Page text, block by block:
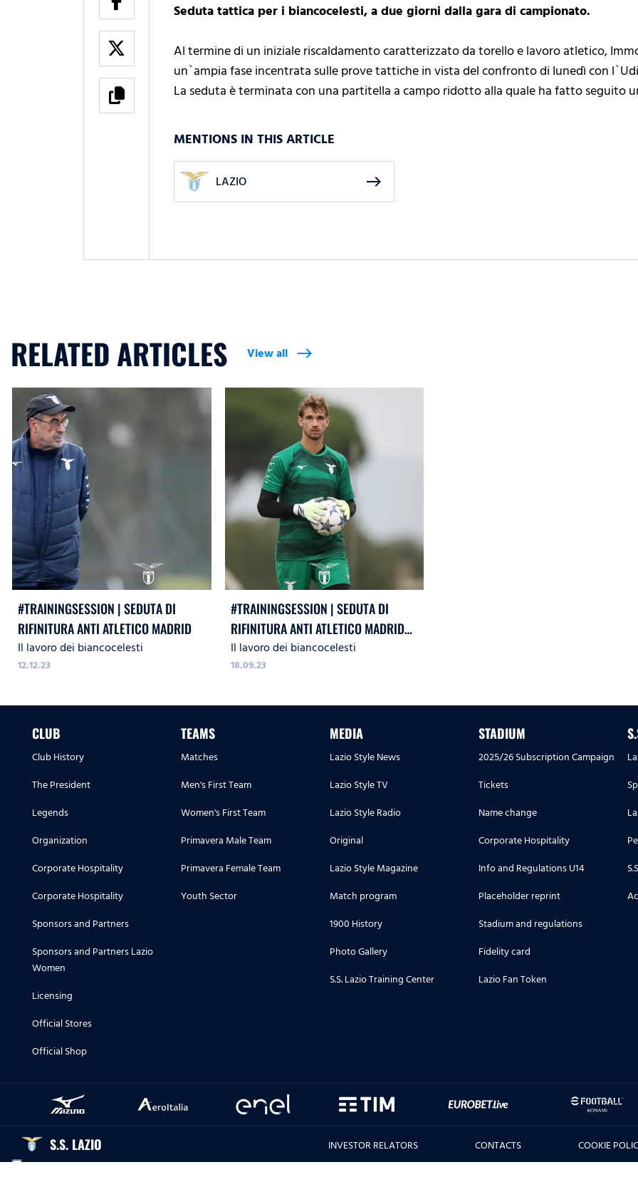
Seduta tattica per i biancocelesti, a due giorni dalla gara di campionato.
Al termine di un iniziale riscaldamento caratterizzato da torello e lavoro atletico,
un`ampia fase incentrata sulle prove tattiche in vista del confronto di lunedì con
La seduta è terminata con una partitella a campo ridotto alla quale ha fatto seguito
MENTIONS IN THIS ARTICLE
LAZIO east
RELATED ARTICLES View all east
#TRAININGSESSION | SEDUTA DI
RIFINITURA ANTI ATLETICO MADRID
Il lavoro dei biancocelesti
12.12.23
#TRAININGSESSION | SEDUTA DI
RIFINITURA ANTI ATLETICO MADRID
PER LA LAZIO
Il lavoro dei biancocelesti
18.09.23
CLUB
Club History
The President
Legends
Organization
Corporate Hospitality
Corporate Hospitality
Sponsors and Partners
Sponsors and Partners Lazio
Women
Licensing
Official Stores
Official Shop
TEAMS
Matches
Men's First Team
Women's First Team
Primavera Male Team
Primavera Female Team
Youth Sector
MEDIA
Lazio Style News
Lazio Style TV
Lazio Style Radio
Original
Lazio Style Magazine
Match program
1900 History
Photo Gallery
S.S. Lazio Training Center
STADIUM
2025/26 Subscription Campaign
Tickets
Name change
Corporate Hospitality
Info and Regulations U14
Placeholder reprint
Stadium and regulations
Fidelity card
Lazio Fan Token
S.S. LAZIO INVESTOR RELATORS CONTACTS COOKIE